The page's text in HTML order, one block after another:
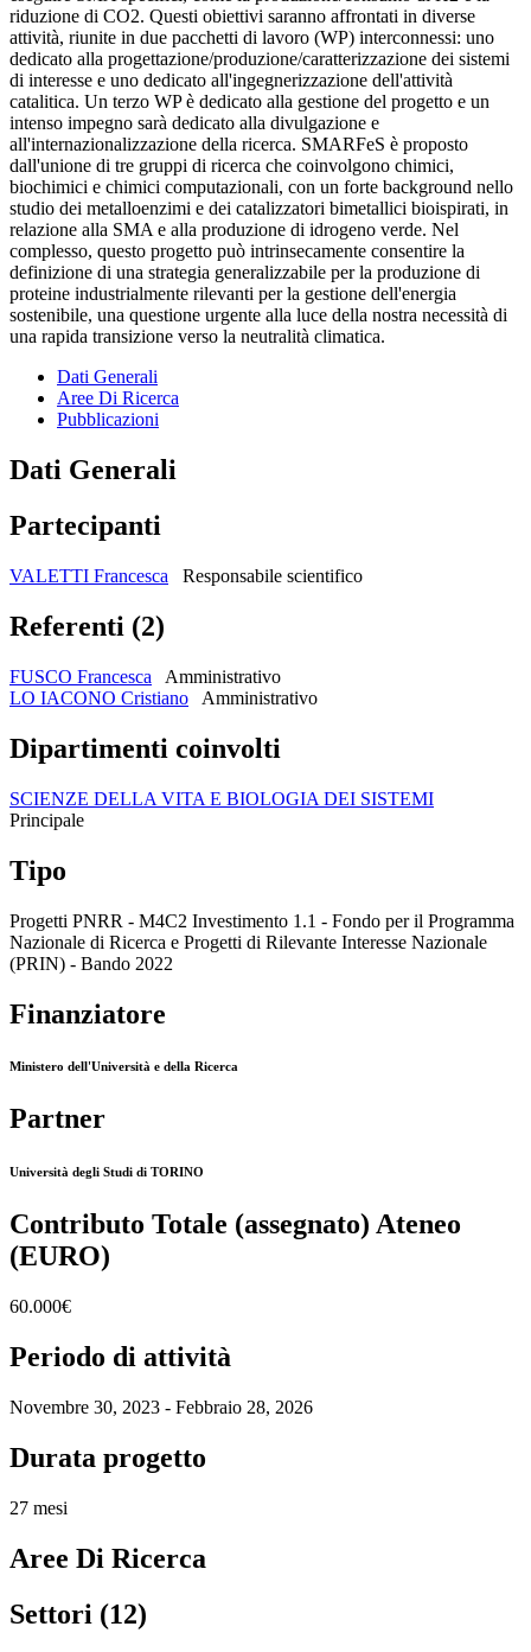
riduzione di CO2. Questi obiettivi saranno affrontati in diverse
attività, riunite in due pacchetti di lavoro (WP) interconnessi: uno
dedicato alla progettazione/produzione/caratterizzazione dei sistemi
di interesse e uno dedicato all'ingegnerizzazione dell'attività
catalitica. Un terzo WP è dedicato alla gestione del progetto e un
intenso impegno sarà dedicato alla divulgazione e
all'internazionalizzazione della ricerca. SMARFeS è proposto
dall'unione di tre gruppi di ricerca che coinvolgono chimici,
biochimici e chimici computazionali, con un forte background nello
studio dei metalloenzimi e dei catalizzatori bimetallici bioispirati, in
relazione alla SMA e alla produzione di idrogeno verde. Nel
complesso, questo progetto può intrinsecamente consentire la
definizione di una strategia generalizzabile per la produzione di
proteine industrialmente rilevanti per la gestione dell'energia
sostenibile, una questione urgente alla luce della nostra necessità di
una rapida transizione verso la neutralità climatica.
Dati Generali
Aree Di Ricerca
Pubblicazioni
Dati Generali
Partecipanti
VALETTI Francesca Responsabile scientifico
Referenti (2)
FUSCO Francesca
Amministrativo
LO IACONO Cristiano
Amministrativo
Dipartimenti coinvolti
SCIENZE DELLA VITA E BIOLOGIA DEI SISTEMI
Principale
Tipo
Progetti PNRR - M4C2 Investimento 1.1 - Fondo per il Programma
Nazionale di Ricerca e Progetti di Rilevante Interesse Nazionale
(PRIN) - Bando 2022
Finanziatore
Ministero dell'Università e della Ricerca
Partner
Università degli Studi di TORINO
Contributo Totale (assegnato) Ateneo
(EURO)
60.000€
Periodo di attività
Novembre 30, 2023 - Febbraio 28, 2026
Durata progetto
27 mesi
Aree Di Ricerca
Settori (12)